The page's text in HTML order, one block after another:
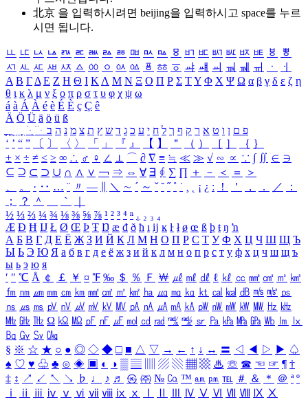
北京 을 입력하시려면 beijing을 입력하시고 space를 누르
시면 됩니다.
ㅥ ㅦ ㅧ ㅨ ㅩ ㅪ ㅫ ㅬ ㅭ ㅮ ㅯ ㅰ ㅱ ㅲ ㅳ ㅴ ㅵ ㅶ ㅷ ㅸ
ㅹ
ㅺ ㅻ ㅼ ㅽ ㅾ ㅿ ㆀ ㆁ ㆂ ㆃ ㆄ ㆅ ㆆ ㆇ ㆈ ㆉ ㆊ ㆋ ㆌ ㆍ
ㆎ
Α Β ΓΔ Ε Ζ Η Θ Ι ΚΛ Μ Ν Ξ Ο Π Ρ Σ ΤΥ Φ Χ Ψ Ω α β γ δ ε ζ η
θ ι κ λ μ ν ξ ο π ρ σ τ υ φ χ ψ ω
á à Á À é è É È ç Ç ê
Ä Ö Ü ä ö ü ß
ִֶֹ ֻּ ׁׂ פ ם ן ו ט א ר ק ף ך ל ח י ע כ ג ד ש ץ ת צ מ נ ה ב
‘ ’ “ ” 〔 〕 〈 〉 「 」 『 』 【 】 ＂ （ ） ［ ］ ｛ ｝
± × ÷ ≠ ≤ ≥ ∞ ∴ ♂ ♀ ∠ ⊥ ⌒ ∂ ∇ ≡ ≒ ≪ ≫ √ ∽ ∝ ∵ ∫ ∬ ∈ ∋
⊆ ⊇ ⊂ ⊃ ∪ ∩ ∧ ∨ ￢ ⇒ ⇔ ∀ ∃ ∮ ∑ ∏ ＋ － ＜ ＝
＞
、
。 · ‥ … ¨ 〃 ― ＼ ∼ ´ ～ ˇ ˘ ˝ ˚ ˙ ¸ ¡ ¿ ː ！ ＇ ， ． ／
：
；
？ ＾ ｀
½ ⅓ ⅔ ¼ ¾ ⅛ ⅜ ⅝ ⅞ ¹ ² ³ ⁴ ⁿ ₁ ₂ ₃ ₄
Æ Ð Ħ Ĳ Ł Ø Œ Þ Ŧ Ŋ æ đ ð ħ ı ĳ ĸ ŀ ł ø œ ß þ ŧ ŋ ŉ
А Б В Г Д Е Ё Ж З И Й К Л М Н О П Р С Т У Ф Х Ц Ч Ш Щ Ъ
Ы Ь Э Ю Я а б в г д е ё ж з и й к л м н о п р с т у ф х ц ч ш щ ъ
ы ь э ю я
′ ″ ℃ Å ￠ ￡ ￥ ¤ ℉ ‰ ＄ ％ Ｆ ￦ ㎕ ㎖ ㎗ ℓ ㎘ ㏄ ㎣ ㎤ ㎥ ㎦
㎙ ㎚ ㎛ ㎜ ㎝ ㎞ ㎟ ㎠ ㎡ ㎢ ㏊ ㎍ ㎎ ㎏ ㏏ ㎈ ㎉ ㏈ ㎧ ㎨ ㎰
㎱ ㎲ ㎳ ㎴ ㎵ ㎶ ㎷ ㎸ ㎹ ㎀ ㎁ ㎂ ㎃ ㎄ ㎺ ㎻ ㎽ ㎾ ㎿ ㎐ ㎑
㎒ ㎓ ㎔ Ω ㏀ ㏁ ㎊ ㎋ ㎌ ㏖ ㏅ ㎭ ㎮ ㎯ ㏛ ㎩ ㎪ ㎫ ㎬ ㏝ ㏐
㏓
㏃ ㏉ ㏜ ㏆
§ ※ ☆ ★ ○ ● ◎ ◇ ◆ □ ■ △ ▽ → ← ↑ ↓ ↔ 〓 ◁ ◀ ▷ ▶ ♤
♠ ♡ ♥ ♧ ♣ ⊙ ◈ ▣ ◐ ◑ ▒ ▤ ▨ ▧ ▦ ▩ ♨ ☏ ☎ ☜ ☞ ¶ †
‡ ↕ ↗ ↙ ↖ ↘ ♭ ♩ ♪ ♬ ㉿ ㈜ № ㏇ ™ ㏂ ㏘ ℡ ＃ ＆ ＊ ＠ ª º
ⅰ
ⅱ ⅲ ⅳ ⅴ ⅵ ⅶ ⅷ ⅸ ⅹ Ⅳ Ⅴ Ⅵ Ⅶ Ⅷ Ⅸ Ⅹ